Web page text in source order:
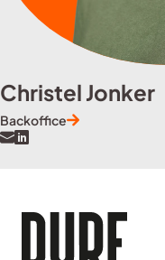
Christel Jonker
Backoffice